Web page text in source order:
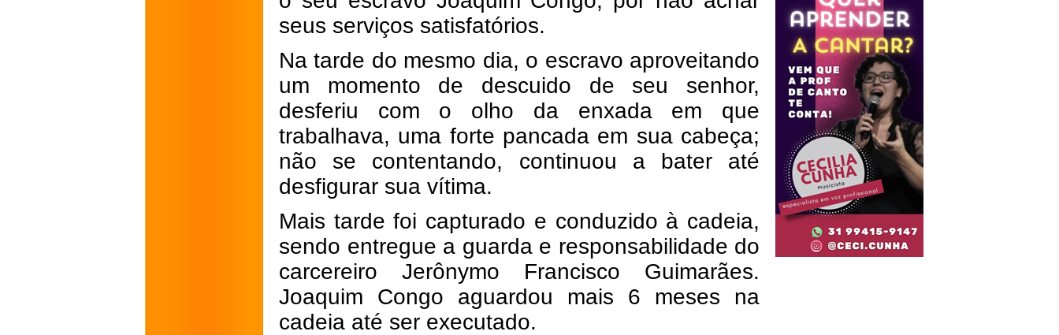
seus serviços satisfatórios.
Na tarde do mesmo dia, o escravo aproveitando
um momento de descuido de seu senhor,
desferiu com o olho da enxada em que
trabalhava, uma forte pancada em sua cabeça;
não se contentando, continuou a bater até
desfigurar sua vítima.
Mais tarde foi capturado e conduzido à cadeia,
sendo entregue a guarda e responsabilidade do
carcereiro Jerônymo Francisco Guimarães.
Joaquim Congo aguardou mais 6 meses na
cadeia até ser executado.